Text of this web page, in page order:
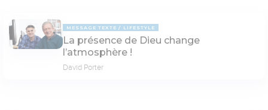
MESSAGE TEXTE LIFESTYLE
La présence de Dieu change
l’atmosphère !
David Porter